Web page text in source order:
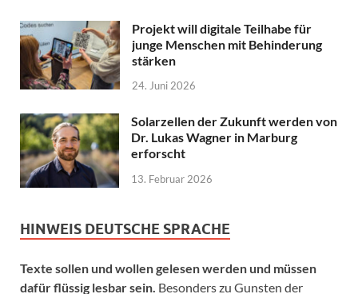
Projekt will digitale Teilhabe für
junge Menschen mit Behinderung
stärken
24. Juni 2026
Solarzellen der Zukunft werden von
Dr. Lukas Wagner in Marburg
erforscht
13. Februar 2026
HINWEIS DEUTSCHE SPRACHE
Texte sollen und wollen gelesen werden und müssen
dafür flüssig lesbar sein. Besonders zu Gunsten der